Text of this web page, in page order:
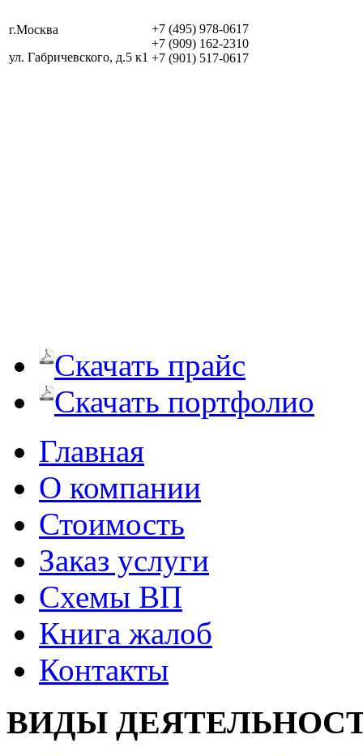
г.Москва
ул. Габричевского, д.5 к1
+7 (495) 978-0617
+7 (909) 162-2310
+7 (901) 517-0617
Скачать прайс
Скачать портфолио
Главная
О компании
Стоимость
Заказ услуги
Cхемы ВП
Книга жалоб
Контакты
ВИДЫ